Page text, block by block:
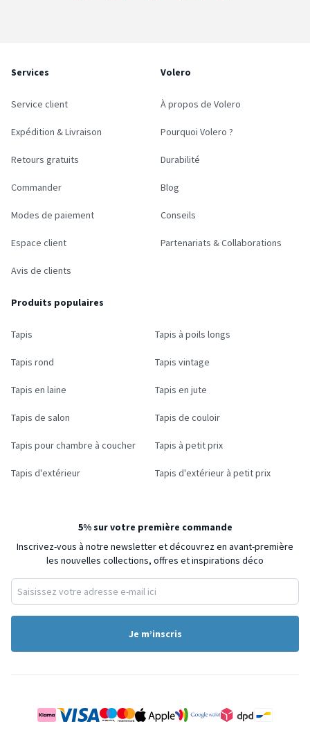
Services
Service client
Expédition & Livraison
Retours gratuits
Commander
Modes de paiement
Espace client
Avis de clients
Volero
À propos de Volero
Pourquoi Volero ?
Durabilité
Blog
Conseils
Partenariats & Collaborations
Produits populaires
Tapis Tapis à poils longs
Tapis rond Tapis vintage
Tapis en laine Tapis en jute
Tapis de salon Tapis de couloir
Tapis pour chambre à coucher Tapis à petit prix
Tapis d'extérieur Tapis d'extérieur à petit prix
5% sur votre première commande
Inscrivez-vous à notre newsletter et découvrez en avant-première
les nouvelles collections, offres et inspirations déco
Je m’inscris